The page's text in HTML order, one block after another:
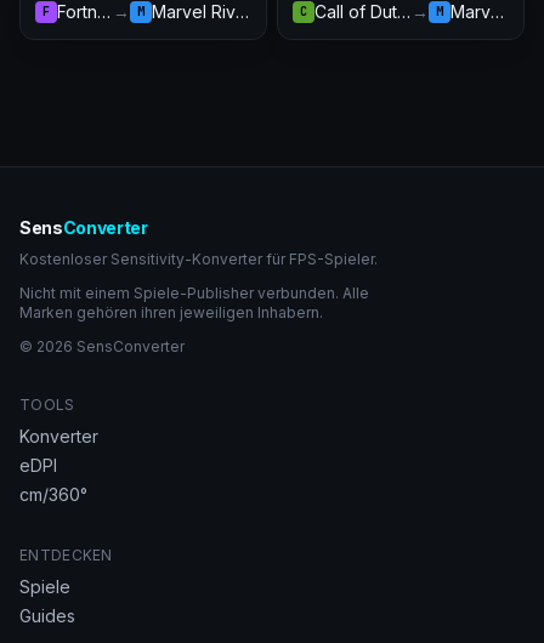
F Fortnite → M Marvel Rivals C Call of Duty: Warzone → M Marvel Rivals
SensConverter
Kostenloser Sensitivity-Konverter für FPS-Spieler.
Nicht mit einem Spiele-Publisher verbunden. Alle
Marken gehören ihren jeweiligen Inhabern.
© 2026 SensConverter
TOOLS
Konverter
eDPI
cm/360°
ENTDECKEN
Spiele
Guides